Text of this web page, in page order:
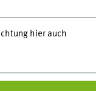
hier auch